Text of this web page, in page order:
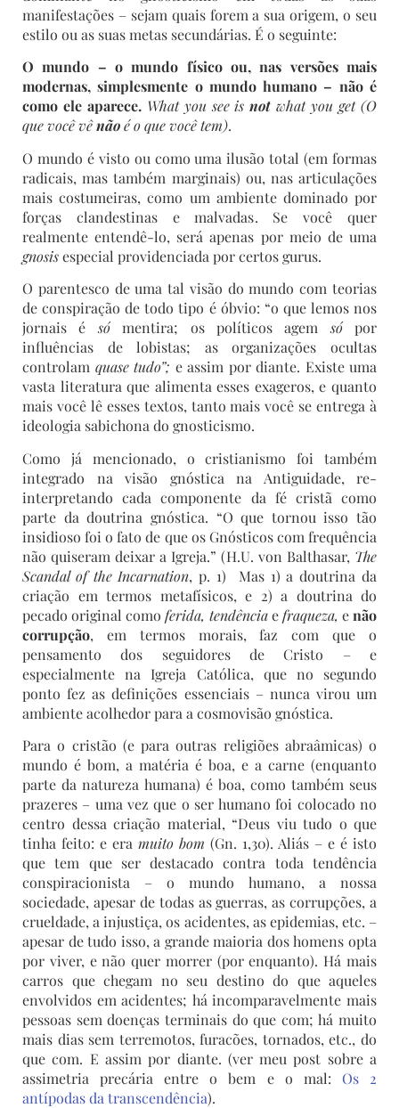
manifestações – sejam quais forem a sua origem, o seu
estilo ou as suas metas secundárias. É o seguinte:
O mundo – o mundo físico ou, nas versões mais
modernas, simplesmente o mundo humano – não é
como ele aparece. What you see isnotwhat you get (O
que você vênãoé o que você tem).
O mundo é visto ou como uma ilusão total (em formas
radicais, mas também marginais) ou, nas articulações
mais costumeiras, como um ambiente dominado por
forças clandestinas e malvadas. Se você quer
realmente entendê-lo, será apenas por meio de uma
gnosisespecial providenciada por certos gurus.
O parentesco de uma tal visão do mundo com teorias
de conspiração de todo tipo é óbvio: “o que lemos nos
jornais ésómentira; os políticos agemsópor
influências de lobistas; as organizações ocultas
controlam quase tudo”; e assim por diante. Existe uma
vasta literatura que alimenta esses exageros, e quanto
mais você lê esses textos, tanto mais você se entrega à
ideologia sabichona do gnosticismo.
Como já mencionado, o cristianismo foi também
integrado na visão gnóstica na Antiguidade, re-
interpretando cada componente da fé cristã como
parte da doutrina gnóstica. “O que tornou isso tão
insidioso foi o fato de que os Gnósticos com frequência
não quiseram deixar a Igreja.” (H.U. von Balthasar, The
Scandal of the Incarnation, p. 1) Mas 1) a doutrina da
criação em termos metafísicos, e 2) a doutrina do
pecado original comoferida, tendênciaefraqueza, enão
corrupção, em termos morais, faz com que o
pensamento dos seguidores de Cristo – e
especialmente na Igreja Católica, que no segundo
ponto fez as definições essenciais – nunca virou um
ambiente acolhedor para a cosmovisão gnóstica.
Para o cristão (e para outras religiões abraâmicas) o
mundo é bom, a matéria é boa, e a carne (enquanto
parte da natureza humana) é boa, como também seus
prazeres – uma vez que o ser humano foi colocado no
centro dessa criação material, “Deus viu tudo o que
tinha feito: e era muito bom (Gn. 1,30). Aliás – e é isto
que tem que ser destacado contra toda tendência
conspiracionista – o mundo humano, a nossa
sociedade, apesar de todas as guerras, as corrupções, a
crueldade, a injustiça, os acidentes, as epidemias, etc. –
apesar de tudo isso, a grande maioria dos homens opta
por viver, e não quer morrer (por enquanto). Há mais
carros que chegam no seu destino do que aqueles
envolvidos em acidentes; há incomparavelmente mais
pessoas sem doenças terminais do que com; há muito
mais dias sem terremotos, furacões, tornados, etc., do
que com. E assim por diante. (ver meu post sobre a
assimetria precária entre o bem e o mal: Os 2
antípodas da transcendência).